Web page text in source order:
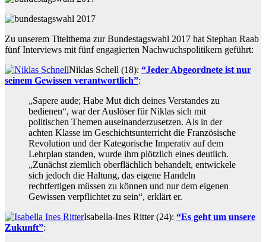
Zu unserem Titelthema zur Bundestagswahl 2017 hat Stephan Raab
fünf Interviews mit fünf engagierten Nachwuchspolitikern geführt:
Niklas Schell (18): “Jeder Abgeordnete ist nur
seinem Gewissen verantwortlich”:
„Sapere aude; Habe Mut dich deines Verstandes zu
bedienen“, war der Auslöser für Niklas sich mit
politischen Themen auseinanderzusetzen. Als in der
achten Klasse im Geschichtsunterricht die Französische
Revolution und der Kategorische Imperativ auf dem
Lehrplan standen, wurde ihm plötzlich eines deutlich.
„Zunächst ziemlich oberflächlich behandelt, entwickele
sich jedoch die Haltung, das eigene Handeln
rechtfertigen müssen zu können und nur dem eigenen
Gewissen verpflichtet zu sein“, erklärt er.
Isabella-Ines Ritter (24): “Es geht um unsere
Zukunft”: